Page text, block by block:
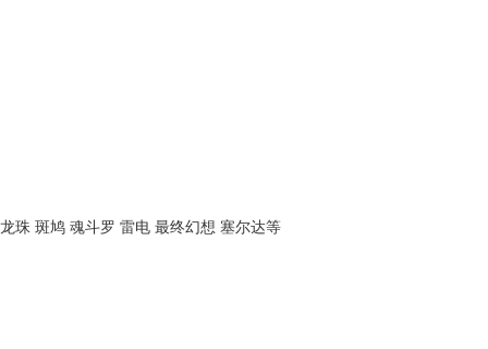
珠 斑鸠 魂斗罗 雷电 最终幻想 塞尔达等